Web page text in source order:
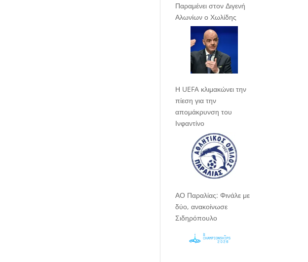
Παραμένει στον Διγενή
Αλωνίων ο Χωλίδης
Η UEFA κλιμακώνει την
πίεση για την
απομάκρυνση του
Ινφαντίνο
ΑΟ Παραλίας: Φινάλε με
δύο, ανακοίνωσε
Σιδηρόπουλο